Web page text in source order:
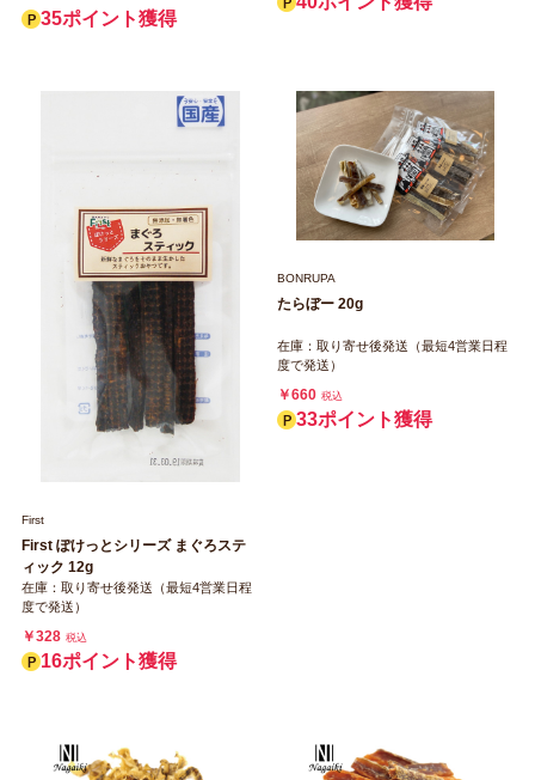
35ポイント獲得
First
First ぽけっとシリーズ まぐろステ
ィック 12g
在庫：取り寄せ後発送（最短4営業日程
度で発送）
￥328 税込
16ポイント獲得
BONRUPA
たらぼー 20g
在庫：取り寄せ後発送（最短4営業日程
度で発送）
￥660 税込
33ポイント獲得